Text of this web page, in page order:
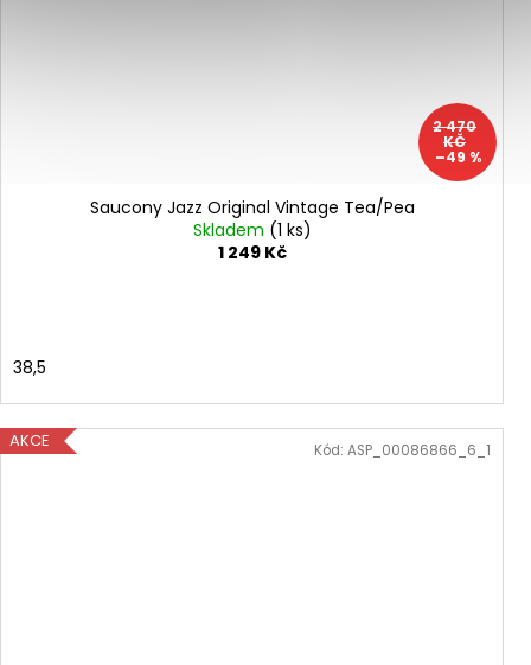
2 470
KČ
–49 %
Saucony Jazz Original Vintage Tea/Pea
Skladem (1 ks)
1 249 Kč
38,5
AKCE Kód: ASP_00086866_6_1